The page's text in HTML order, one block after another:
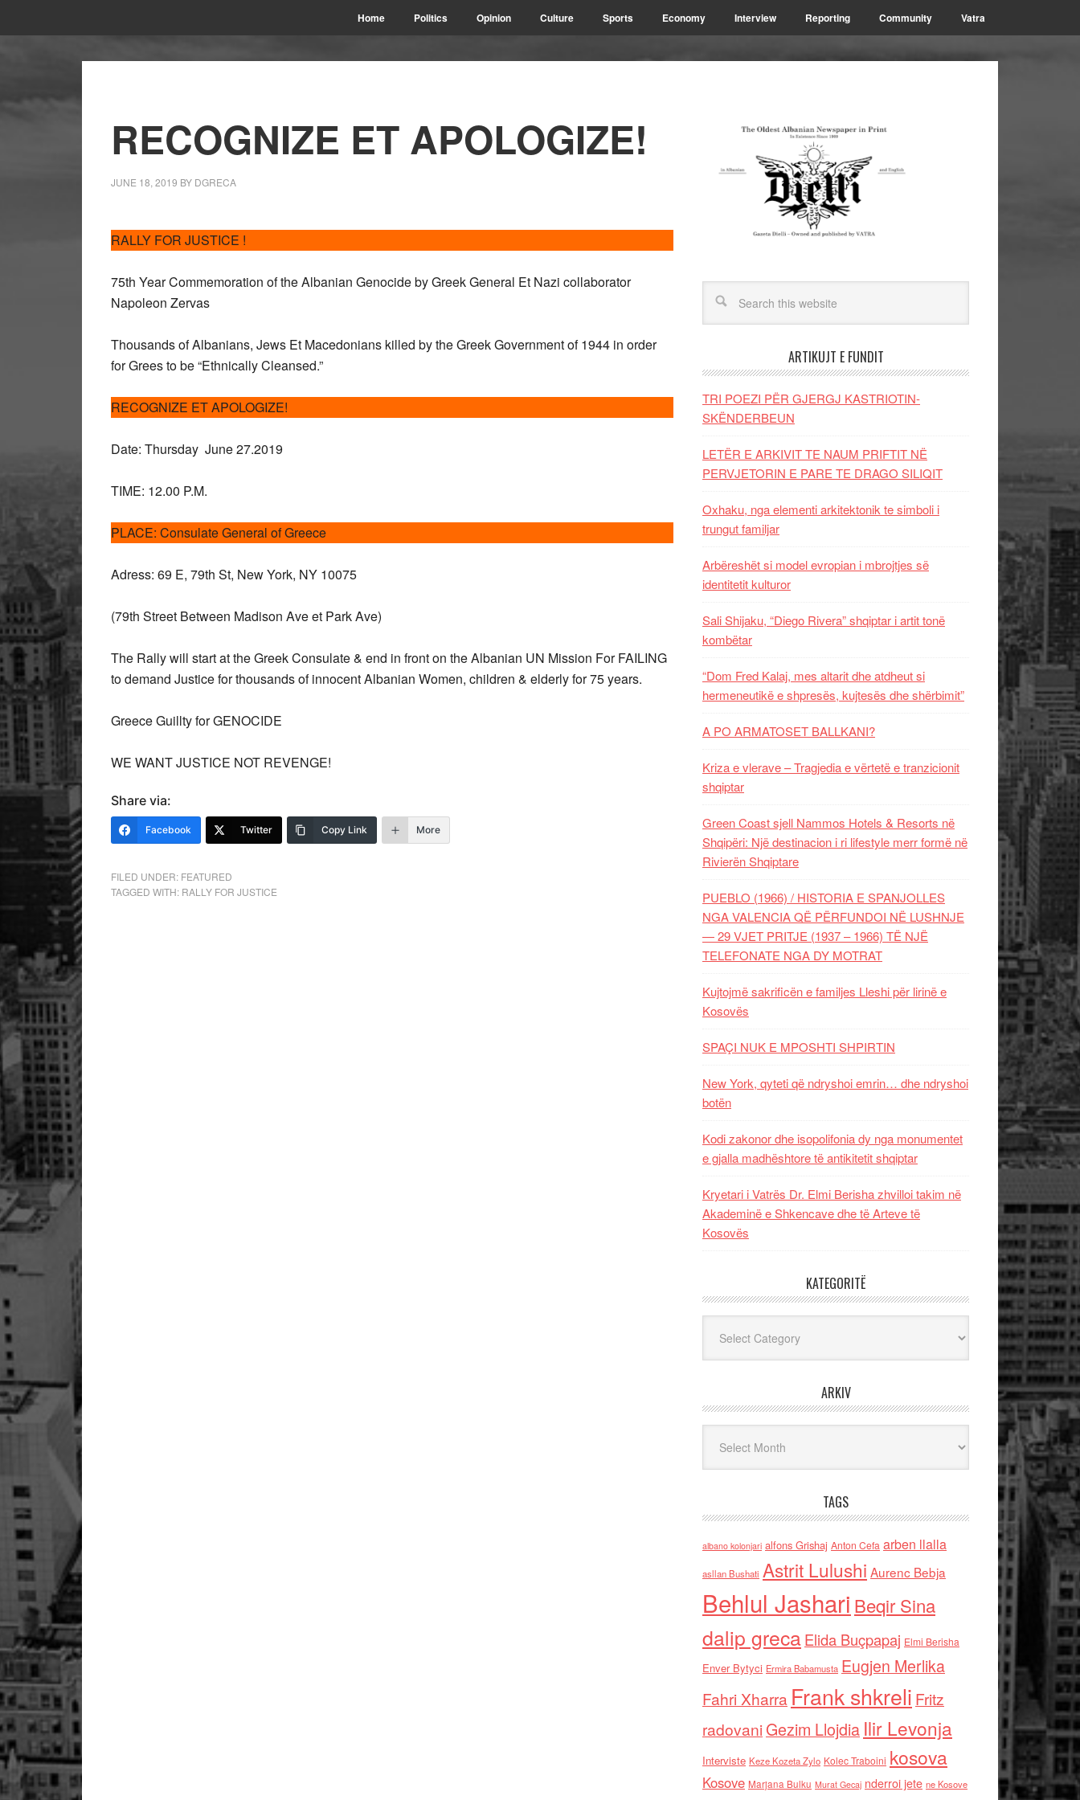
Home Politics Opinion Culture Sports Economy Interview Reporting Community Vatra
RECOGNIZE ET APOLOGIZE!
JUNE 18, 2019 BY DGRECA
RALLY FOR JUSTICE !
75th Year Commemoration of the Albanian Genocide by Greek General Et Nazi collaborator
Napoleon Zervas
Thousands of Albanians, Jews Et Macedonians killed by the Greek Government of 1944 in order
for Grees to be “Ethnically Cleansed.”
RECOGNIZE ET APOLOGIZE!
Date: Thursday June 27.2019
TIME: 12.00 P.M.
PLACE: Consulate General of Greece
Adress: 69 E, 79th St, New York, NY 10075
(79th Street Between Madison Ave et Park Ave)
The Rally will start at the Greek Consulate & end in front on the Albanian UN Mission For FAILING
to demand Justice for thousands of innocent Albanian Women, children & elderly for 75 years.
Greece Guillty for GENOCIDE
WE WANT JUSTICE NOT REVENGE!
Share via:
Facebook Twitter Copy Link More
FILED UNDER: FEATURED
TAGGED WITH: RALLY FOR JUSTICE
ARTIKUJT E FUNDIT
TRI POEZI PËR GJERGJ KASTRIOTIN-
SKËNDERBEUN
LETËR E ARKIVIT TE NAUM PRIFTIT NË
PERVJETORIN E PARE TE DRAGO SILIQIT
Oxhaku, nga elementi arkitektonik te simboli i
trungut familjar
Arbëreshët si model evropian i mbrojtjes së
identitetit kulturor
Sali Shijaku, “Diego Rivera” shqiptar i artit tonë
kombëtar
“Dom Fred Kalaj, mes altarit dhe atdheut si
hermeneutikë e shpresës, kujtesës dhe shërbimit”
A PO ARMATOSET BALLKANI?
Kriza e vlerave – Tragjedia e vërtetë e tranzicionit
shqiptar
Green Coast sjell Nammos Hotels & Resorts në
Shqipëri: Një destinacion i ri lifestyle merr formë në
Rivierën Shqiptare
PUEBLO (1966) / HISTORIA E SPANJOLLES
NGA VALENCIA QË PËRFUNDOI NË LUSHNJE
— 29 VJET PRITJE (1937 – 1966) TË NJË
TELEFONATE NGA DY MOTRAT
Kujtojmë sakrificën e familjes Lleshi për lirinë e
Kosovës
SPAÇI NUK E MPOSHTI SHPIRTIN
New York, qyteti që ndryshoi emrin… dhe ndryshoi
botën
Kodi zakonor dhe isopolifonia dy nga monumentet
e gjalla madhështore të antikitetit shqiptar
Kryetari i Vatrës Dr. Elmi Berisha zhvilloi takim në
Akademinë e Shkencave dhe të Arteve të
Kosovës
KATEGORITË
ARKIV
TAGS
albano kolonjari alfons Grishaj Anton Cefa arben llalla
asllan Bushati Astrit Lulushi Aurenc Bebja
Behlul Jashari Beqir Sina
dalip grecaElida Buçpapaj Elmi Berisha
Enver Bytyci Ermira Babamusta Eugjen Merlika
Fahri Xharra Frank shkreli Fritz
radovaniGezim Llojdia Ilir Levonja
Interviste Keze Kozeta Zylo Kolec Traboini kosova
Kosove Marjana Bulku Murat Gecaj nderroi jete ne Kosove